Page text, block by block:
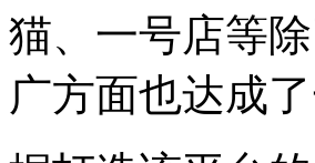
猫、一号店等
广方面也达成了